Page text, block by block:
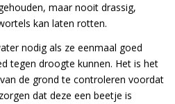
maar nooit drassig,
kan laten rotten.
nodig als ze eenmaal goed
tegen droogte kunnen. Het is het
de grond te controleren voordat
dat deze een beetje is